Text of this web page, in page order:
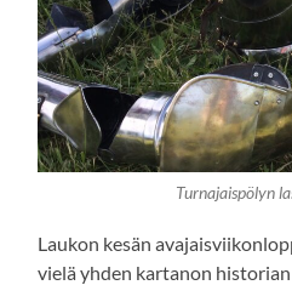
Turnajaispölyn
Laukon kesän
vielä yhden kartanon